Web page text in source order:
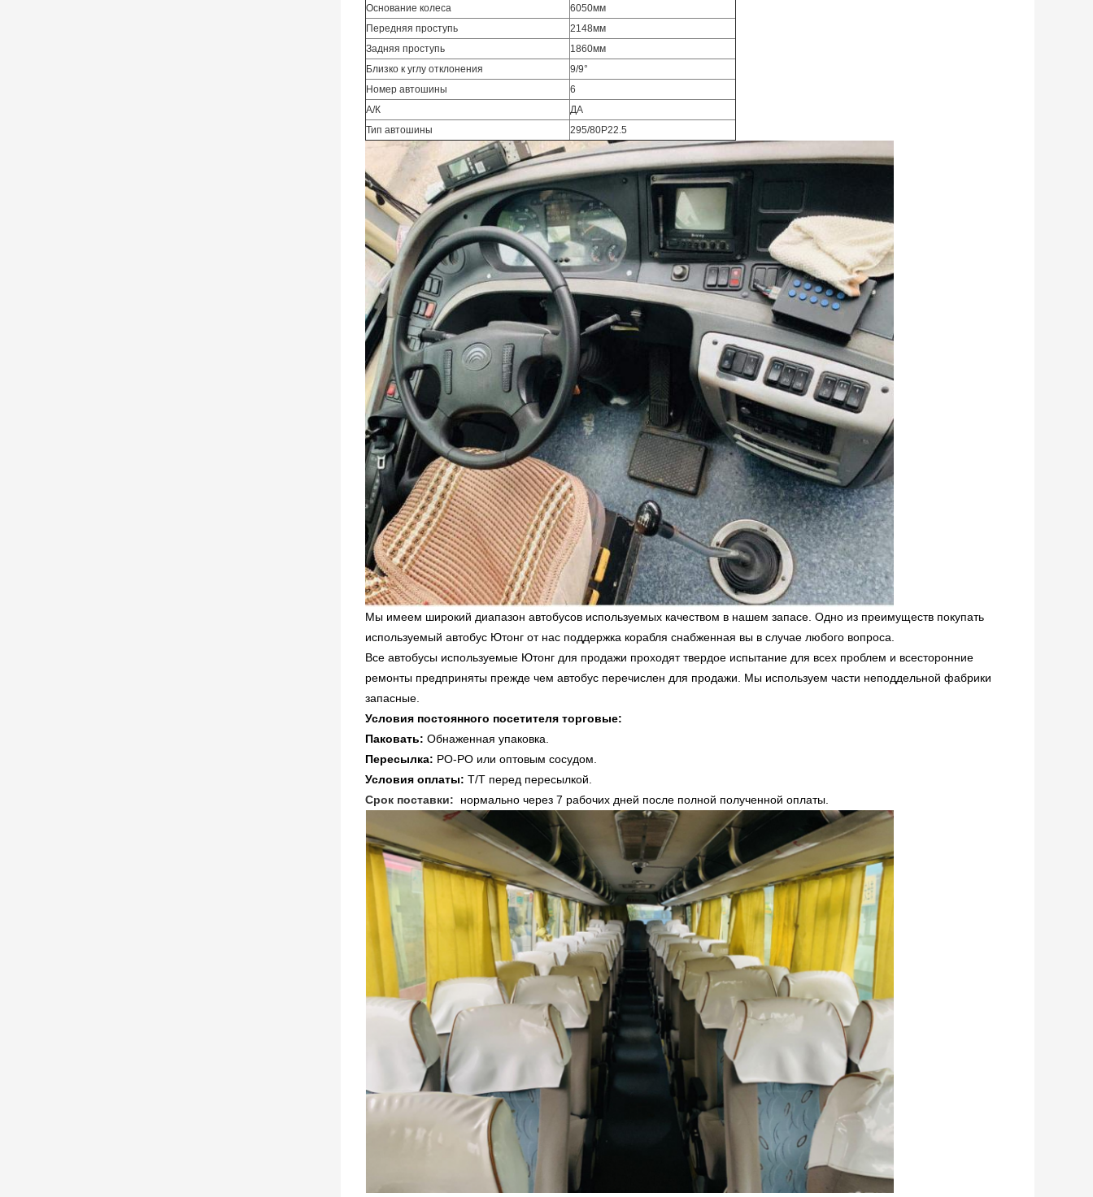
Основание колеса
6050мм
Передняя проступь
2148мм
Задняя проступь
1860мм
Близко к углу отклонения
9/9°
Номер автошины
6
А/К
ДА
Тип автошины
295/80Р22.5
Мы имеем широкий диапазон автобусов используемых качеством в нашем запасе. Одно из преимуществ покупать
используемый автобус Ютонг от нас поддержка корабля снабженная вы в случае любого вопроса.
Все автобусы используемые Ютонг для продажи проходят твердое испытание для всех проблем и всесторонние
ремонты предприняты прежде чем автобус перечислен для продажи. Мы используем части неподдельной фабрики
запасные.
Условия постоянного посетителя торговые:
Паковать: Обнаженная упаковка.
Пересылка: РО-РО или оптовым сосудом.
Условия оплаты: Т/Т перед пересылкой.
Срок поставки: нормально через 7 рабочих дней после полной полученной оплаты.